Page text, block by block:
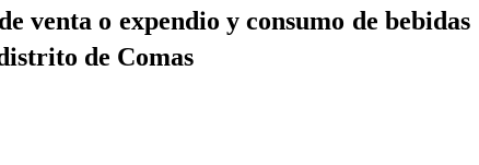
venta o expendio y consumo de bebidas
de Comas